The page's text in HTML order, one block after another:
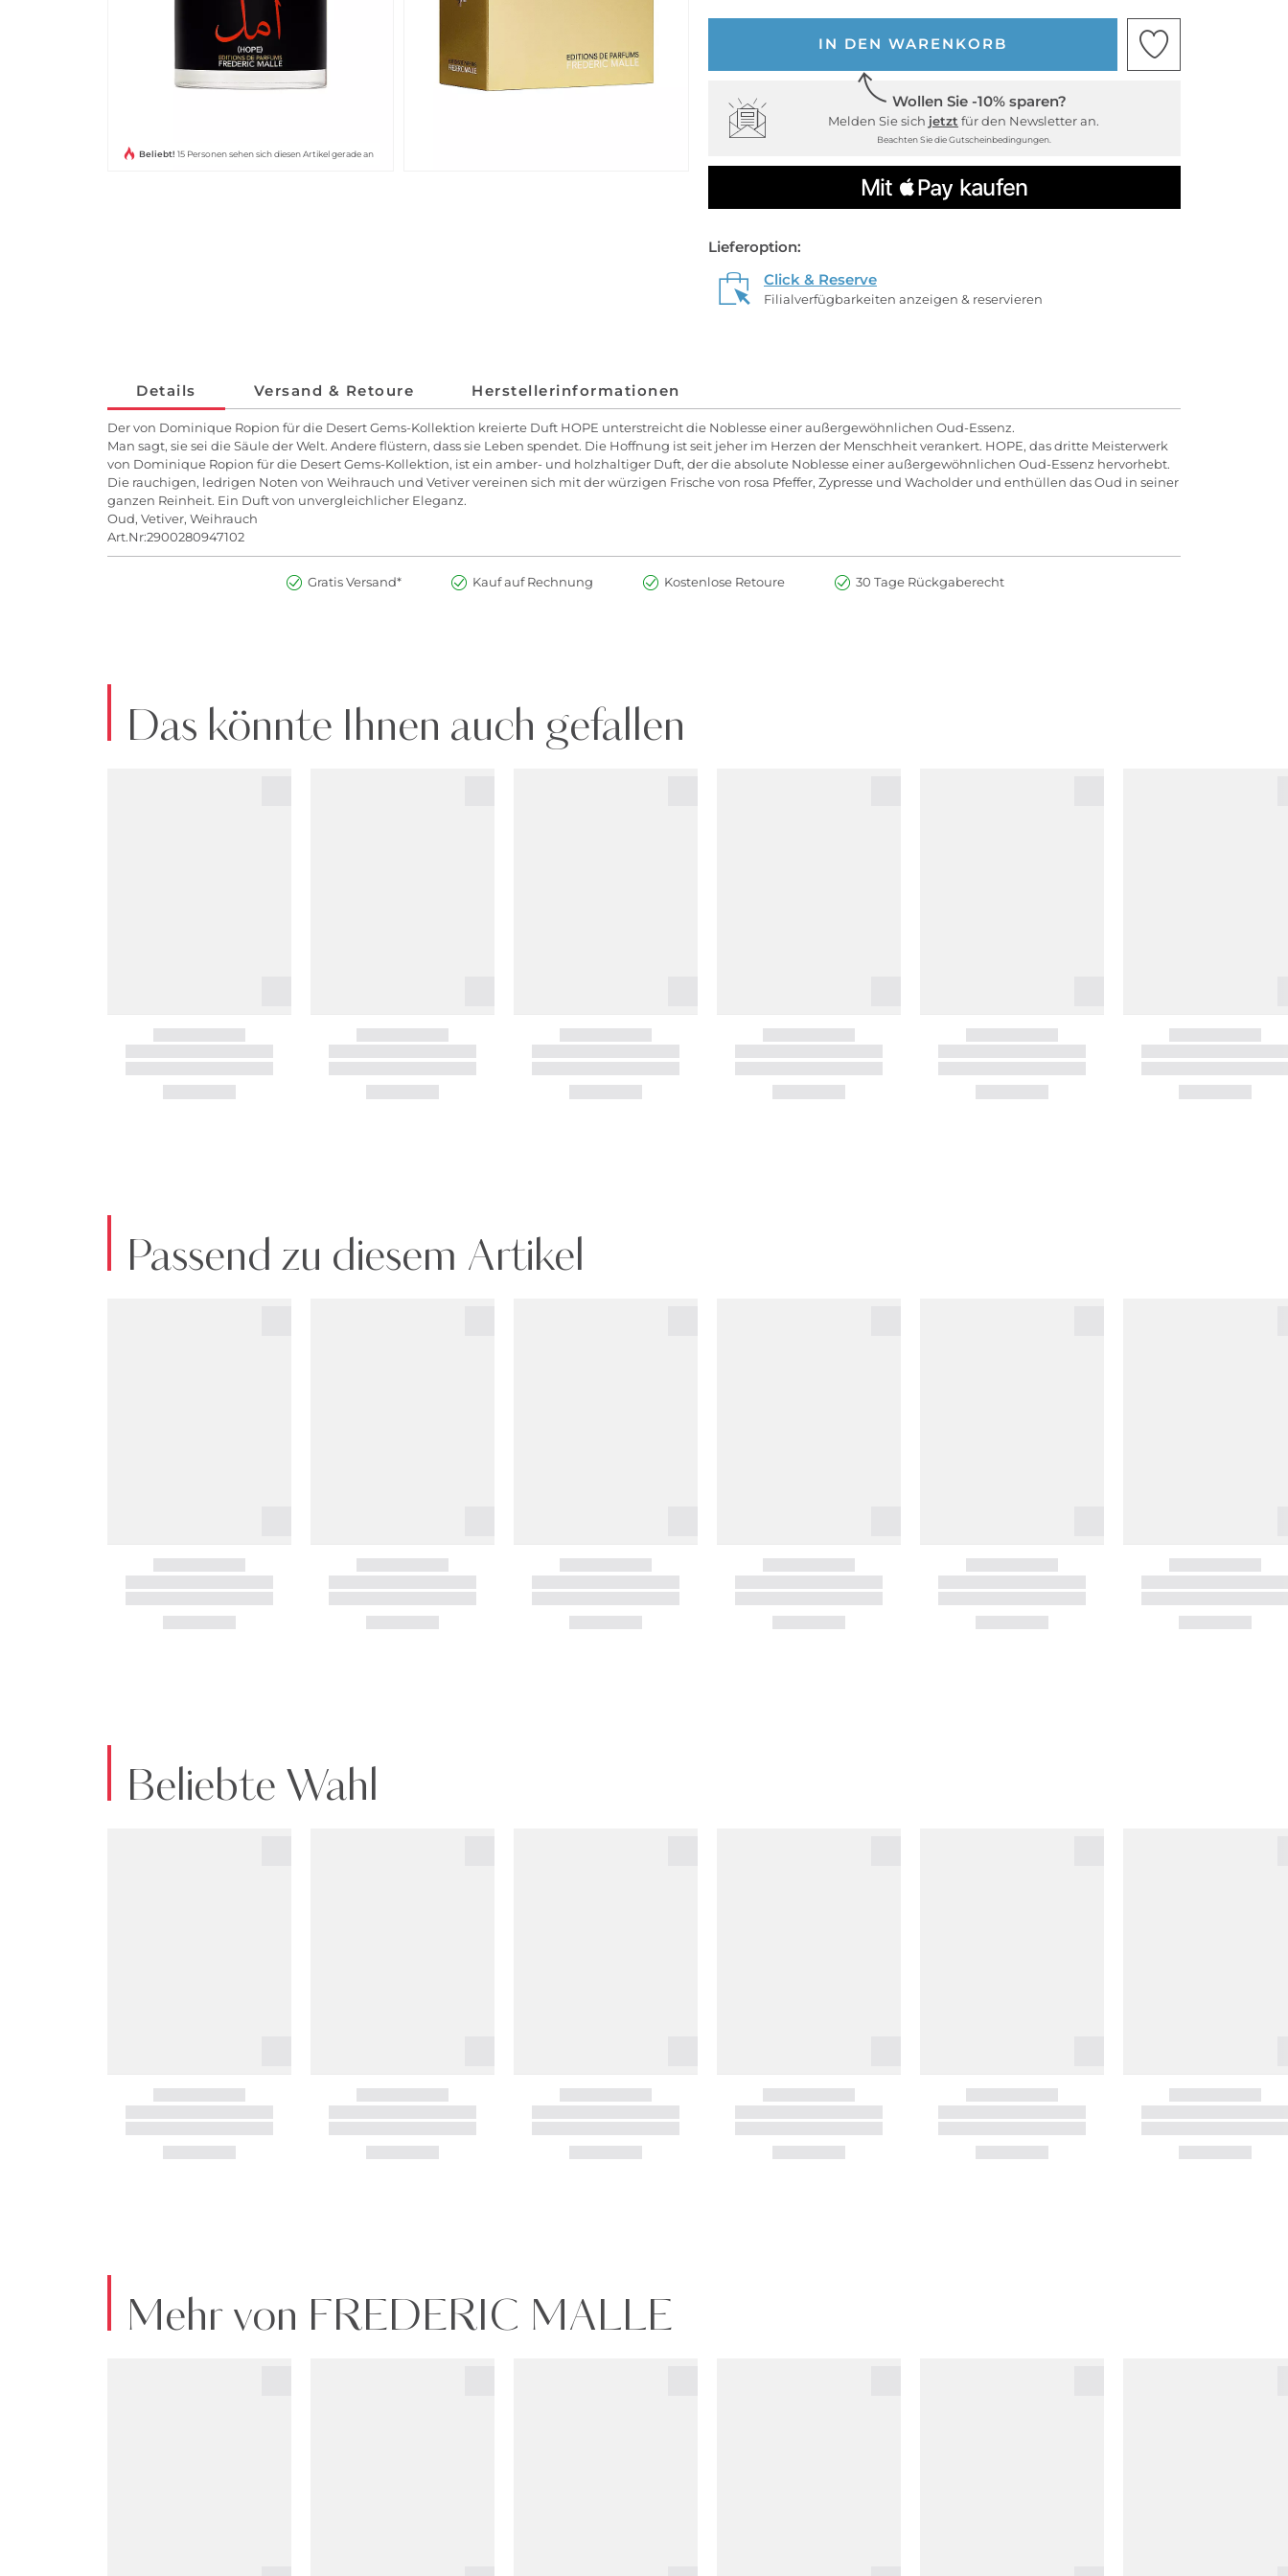
Beliebt! 15 Personen sehen sich diesen Artikel gerade an
IN DEN WARENKORB
Wollen Sie -10% sparen?
Melden Sie sich jetzt für den Newsletter an.
Beachten Sie die Gutscheinbedingungen.
Lieferoption:
Click & Reserve
Filialverfügbarkeiten anzeigen & reservieren
Details Versand & Retoure Herstellerinformationen
Der von Dominique Ropion für die Desert Gems-Kollektion kreierte Duft HOPE unterstreicht die Noblesse einer außergewöhnlichen Oud-Essenz.
Man sagt, sie sei die Säule der Welt. Andere flüstern, dass sie Leben spendet. Die Hoffnung ist seit jeher im Herzen der Menschheit verankert. HOPE, das dritte Meisterwerk
von Dominique Ropion für die Desert Gems-Kollektion, ist ein amber- und holzhaltiger Duft, der die absolute Noblesse einer außergewöhnlichen Oud-Essenz hervorhebt.
Die rauchigen, ledrigen Noten von Weihrauch und Vetiver vereinen sich mit der würzigen Frische von rosa Pfeffer, Zypresse und Wacholder und enthüllen das Oud in seiner
ganzen Reinheit. Ein Duft von unvergleichlicher Eleganz.
Oud, Vetiver, Weihrauch
Art.Nr:2900280947102
Gratis Versand* Kauf auf Rechnung Kostenlose Retoure 30 Tage Rückgaberecht
Das könnte Ihnen auch gefallen
Passend zu diesem Artikel
Beliebte Wahl
Mehr von FREDERIC MALLE